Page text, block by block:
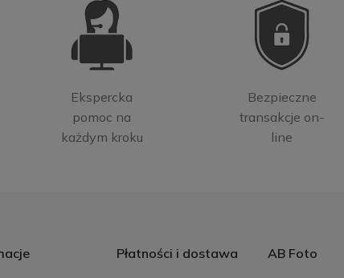
Ekspercka
pomoc na
każdym kroku
Bezpieczne
transakcje on-
line
Płatności i dostawa AB Foto